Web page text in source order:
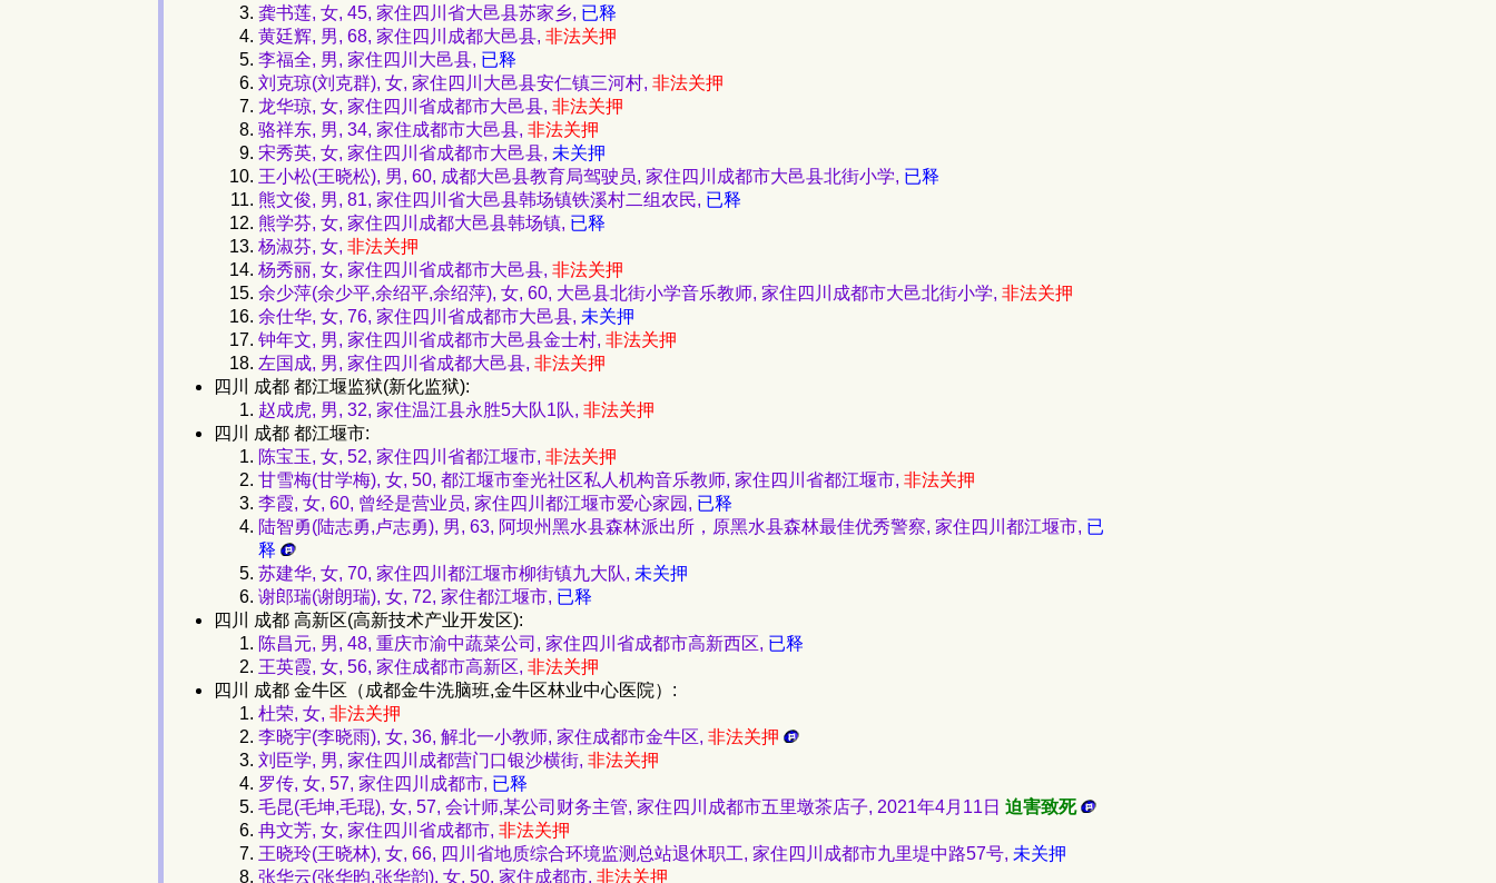
龚书莲, 女, 45, 家住四川省大邑县苏家乡, 已释
黄廷辉, 男, 68, 家住四川成都大邑县, 非法关押
李福全, 男, 家住四川大邑县, 已释
刘克琼(刘克群), 女, 家住四川大邑县安仁镇三河村, 非法关押
龙华琼, 女, 家住四川省成都市大邑县, 非法关押
骆祥东, 男, 34, 家住成都市大邑县, 非法关押
宋秀英, 女, 家住四川省成都市大邑县, 未关押
王小松(王晓松), 男, 60, 成都大邑县教育局驾驶员, 家住四川成都市大邑县北街小学, 已释
熊文俊, 男, 81, 家住四川省大邑县韩场镇铁溪村二组农民, 已释
熊学芬, 女, 家住四川成都大邑县韩场镇, 已释
杨淑芬, 女, 非法关押
杨秀丽, 女, 家住四川省成都市大邑县, 非法关押
余少萍(余少平,余绍平,余绍萍), 女, 60, 大邑县北街小学音乐教师, 家住四川成都市大邑北街小学, 非法关押
余仕华, 女, 76, 家住四川省成都市大邑县, 未关押
钟年文, 男, 家住四川省成都市大邑县金士村, 非法关押
左国成, 男, 家住四川省成都大邑县, 非法关押
四川 成都 都江堰监狱(新化监狱):
赵成虎, 男, 32, 家住温江县永胜5大队1队, 非法关押
四川 成都 都江堰市:
陈宝玉, 女, 52, 家住四川省都江堰市, 非法关押
甘雪梅(甘学梅), 女, 50, 都江堰市奎光社区私人机构音乐教师, 家住四川省都江堰市, 非法关押
李霞, 女, 60, 曾经是营业员, 家住四川都江堰市爱心家园, 已释
陆智勇(陆志勇,卢志勇), 男, 63, 阿坝州黑水县森林派出所，原黑水县森林最佳优秀警察, 家住四川都江堰市, 已
释
苏建华, 女, 70, 家住四川都江堰市柳街镇九大队, 未关押
谢郎瑞(谢朗瑞), 女, 72, 家住都江堰市, 已释
四川 成都 高新区(高新技术产业开发区):
陈昌元, 男, 48, 重庆市渝中蔬菜公司, 家住四川省成都市高新西区, 已释
王英霞, 女, 56, 家住成都市高新区, 非法关押
四川 成都 金牛区（成都金牛洗脑班,金牛区林业中心医院）:
杜荣, 女, 非法关押
李晓宇(李晓雨), 女, 36, 解北一小教师, 家住成都市金牛区, 非法关押
刘臣学, 男, 家住四川成都营门口银沙横街, 非法关押
罗传, 女, 57, 家住四川成都市, 已释
毛昆(毛坤,毛琨), 女, 57, 会计师,某公司财务主管, 家住四川成都市五里墩茶店子, 2021年4月11日 迫害致死
冉文芳, 女, 家住四川省成都市, 非法关押
王晓玲(王晓林), 女, 66, 四川省地质综合环境监测总站退休职工, 家住四川成都市九里堤中路57号, 未关押
张华云(张华昀,张华韵), 女, 50, 家住成都市, 非法关押